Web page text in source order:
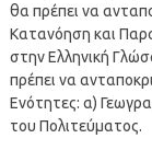
θα πρέπει να
Κατανόηση και
στην Ελληνική
πρέπει να
Ενότητες: α)
του Πολιτεύματος.